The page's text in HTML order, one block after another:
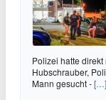
Polizei hatte
Hubschrauber,
Mann gesucht -[…]